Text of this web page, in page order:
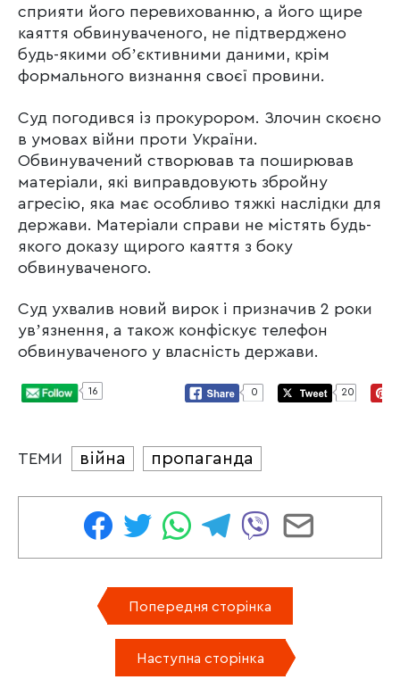
сприяти його перевихованню, а його щире
каяття обвинуваченого, не підтверджено
будь-якими обʼєктивними даними, крім
формального визнання своєї провини.
Суд погодився із прокурором. Злочин скоєно
в умовах війни проти України.
Обвинувачений створював та поширював
матеріали, які виправдовують збройну
агресію, яка має особливо тяжкі наслідки для
держави. Матеріали справи не містять будь-
якого доказу щирого каяття з боку
обвинуваченого.
Суд ухвалив новий вирок і призначив 2 роки
увʼязнення, а також конфіскує телефон
обвинуваченого у власність держави.
16 0 20
ТЕМИ війна пропаганда
Попередня сторінка
Наступна сторінка